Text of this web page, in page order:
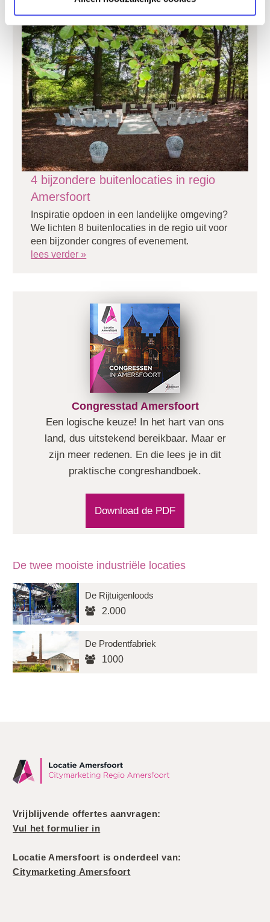
4 bijzondere buitenlocaties in regio
Amersfoort
Inspiratie opdoen in een landelijke omgeving?
We lichten 8 buitenlocaties in de regio uit voor
een bijzonder congres of evenement.
lees verder »
Congresstad Amersfoort
Een logische keuze! In het hart van ons
land, dus uitstekend bereikbaar. Maar er
zijn meer redenen. En die lees je in dit
praktische congreshandboek.
Download de PDF
De twee mooiste industriële locaties
De Rijtuigenloods
2.000
De Prodentfabriek
1000
Vrijblijvende offertes aanvragen:
Vul het formulier in
Locatie Amersfoort is onderdeel van:
Citymarketing Amersfoort